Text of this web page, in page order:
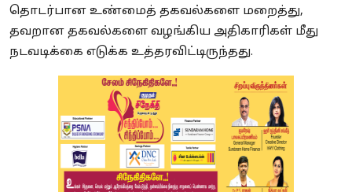
தொடர்பான உண்மைத் தகவல்களை மறைத்து,
தவறான தகவல்களை வழங்கிய அதிகாரிகள் மீது
நடவடிக்கை எடுக்க உத்தரவிட்டிருந்தது.